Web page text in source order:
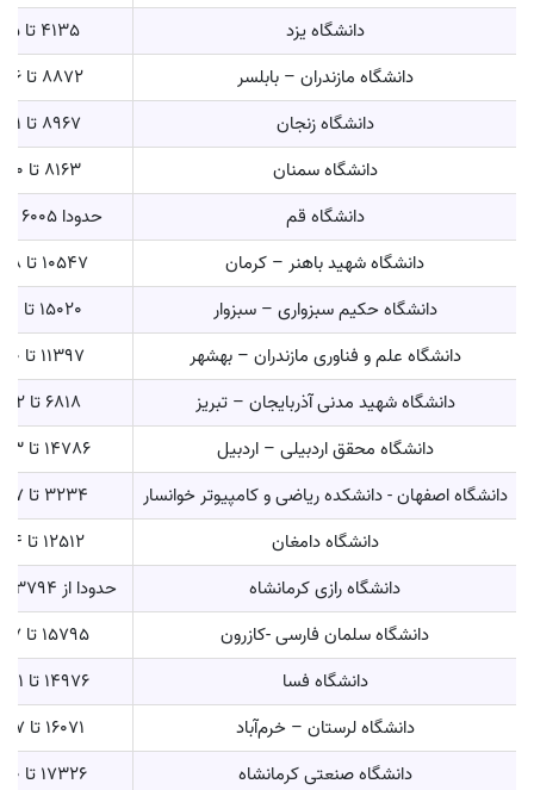
دانشگاه یزد
4135 تا 9665
دانشگاه مازندران – بابلسر
8872 تا 10036
دانشگاه زنجان
8967 تا 14131
دانشگاه سمنان
8163 تا 12800
دانشگاه قم
حدودا 6005 تا 8764
دانشگاه شهید باهنر – کرمان
10547 تا 16578
دانشگاه حکیم سبزواری – سبزوار
15020 تا 21151
دانشگاه علم و فناوری مازندران – بهشهر
11397 تا 17960
دانشگاه شهید مدنی آذربایجان – تبریز
6818 تا 13412
دانشگاه محقق اردبیلی – اردبیل
14786 تا 18353
دانشگاه اصفهان - دانشکده ریاضی و کامپیوتر خوانسار
3234 تا 15487
دانشگاه دامغان
12512 تا 19764
دانشگاه رازی کرمانشاه
حدودا از 13794 تا 16908
دانشگاه سلمان فارسی -کازرون
15795 تا 23197
دانشگاه فسا
14976 تا 23331
دانشگاه لرستان – خرم‌آباد
16071 تا 26057
دانشگاه صنعتی کرمانشاه
17326 تا 21270